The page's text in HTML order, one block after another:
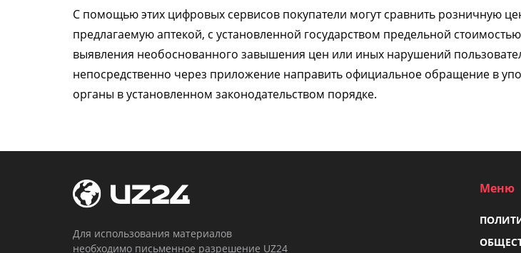
С помощью этих цифровых сервисов покупатели могут сравнить розничную
предлагаемую аптекой, с установленной государством предельной
выявления необоснованного завышения цен или иных нарушений
непосредственно через приложение направить официальное обращение в
органы в установленном законодательством порядке.
Для использования материалов
необходимо письменное разрешение UZ24
Меню